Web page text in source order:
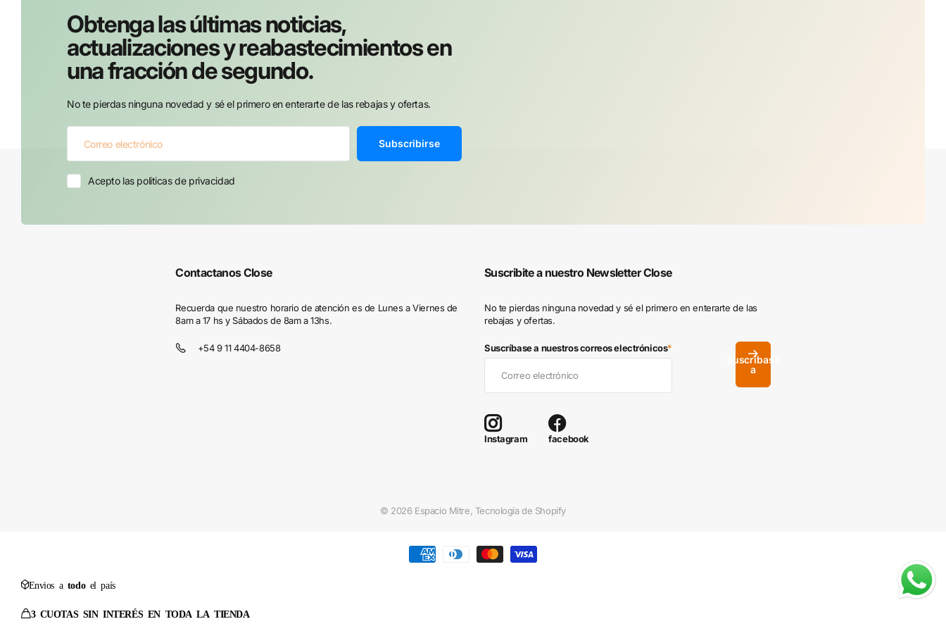
Obtenga las últimas noticias,
actualizaciones y reabastecimientos en
una fracción de segundo.
No te pierdas ninguna novedad y sé el primero en enterarte de las rebajas y ofertas.
Subscribirse
Acepto las politicas de privacidad
ContactanosClose
Recuerda que nuestro horario de atención es de Lunes a Viernes de
8am a 17 hs y Sábados de 8am a 13hs.
+54 9 11 4404-8658
Suscribite a nuestro NewsletterClose
No te pierdas ninguna novedad y sé el primero en enterarte de las
rebajas y ofertas.
Suscríbase a nuestros correos electrónicos*
Suscríbase
a
Instagram facebook
© 2026 Espacio Mitre, Tecnología de Shopify
Envios atodo el país
3 CUOTAS SIN INTERÉS EN TODA LA TIENDA